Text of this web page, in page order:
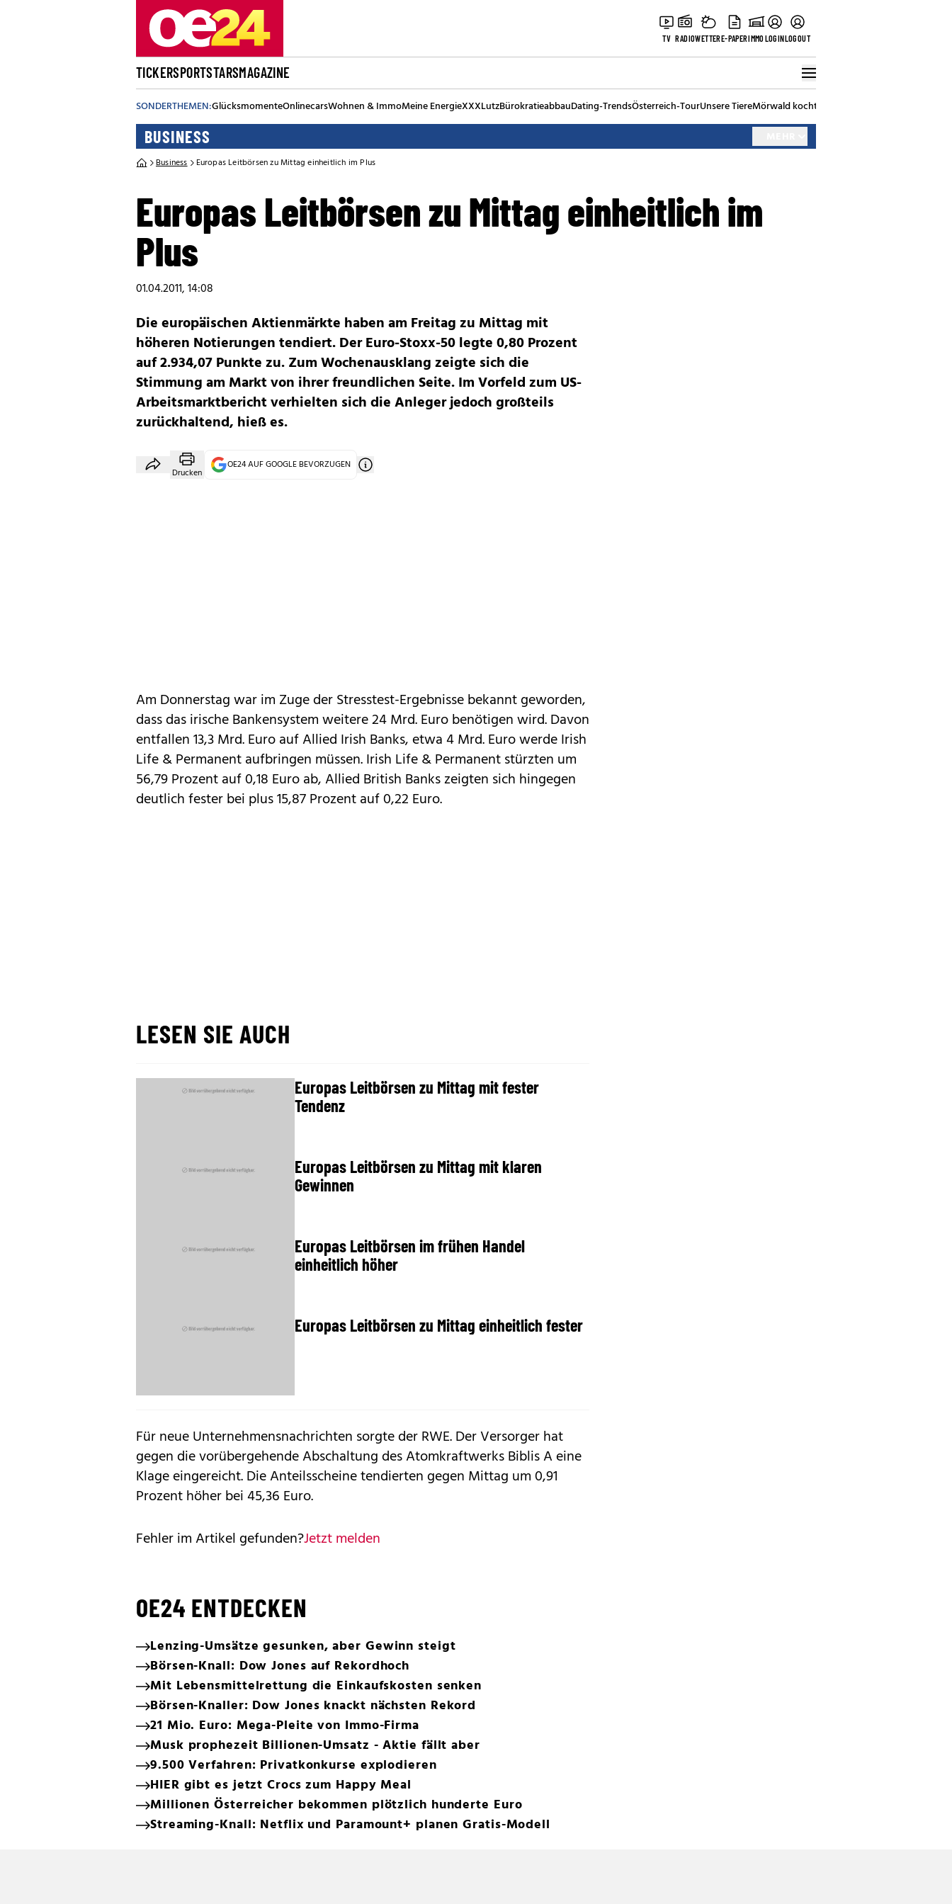
TV RADIOWETTERE-PAPERIMMOLOGINLOGOUT
TICKERSPORTSTARSMAGAZINE
SONDERTHEMEN:GlücksmomenteOnlinecarsWohnen & ImmoMeine EnergieXXXLutzBürokratieabbauDating-TrendsÖsterreich-TourUnsere TiereMörwald kocht
BUSINESS
Business Europas Leitbörsen zu Mittag einheitlich im Plus
Europas Leitbörsen zu Mittag einheitlich im
Plus
01.04.2011, 14:08
Die europäischen Aktienmärkte haben am Freitag zu Mittag mit
höheren Notierungen tendiert. Der Euro-Stoxx-50 legte 0,80 Prozent
auf 2.934,07 Punkte zu. Zum Wochenausklang zeigte sich die
Stimmung am Markt von ihrer freundlichen Seite. Im Vorfeld zum US-
Arbeitsmarktbericht verhielten sich die Anleger jedoch großteils
zurückhaltend, hieß es.
Drucken
OE24 AUF GOOGLE BEVORZUGEN
Am Donnerstag war im Zuge der Stresstest-Ergebnisse bekannt geworden,
dass das irische Bankensystem weitere 24 Mrd. Euro benötigen wird. Davon
entfallen 13,3 Mrd. Euro auf Allied Irish Banks, etwa 4 Mrd. Euro werde Irish
Life & Permanent aufbringen müssen. Irish Life & Permanent stürzten um
56,79 Prozent auf 0,18 Euro ab, Allied British Banks zeigten sich hingegen
deutlich fester bei plus 15,87 Prozent auf 0,22 Euro.
LESEN SIE AUCH
Europas Leitbörsen zu Mittag mit fester
Tendenz
Europas Leitbörsen zu Mittag mit klaren
Gewinnen
Europas Leitbörsen im frühen Handel
einheitlich höher
Europas Leitbörsen zu Mittag einheitlich fester
Für neue Unternehmensnachrichten sorgte der RWE. Der Versorger hat
gegen die vorübergehende Abschaltung des Atomkraftwerks Biblis A eine
Klage eingereicht. Die Anteilsscheine tendierten gegen Mittag um 0,91
Prozent höher bei 45,36 Euro.
Fehler im Artikel gefunden?Jetzt melden
OE24 ENTDECKEN
Lenzing-Umsätze gesunken, aber Gewinn steigt
Börsen-Knall: Dow Jones auf Rekordhoch
Mit Lebensmittelrettung die Einkaufskosten senken
Börsen-Knaller: Dow Jones knackt nächsten Rekord
21 Mio. Euro: Mega-Pleite von Immo-Firma
Musk prophezeit Billionen-Umsatz - Aktie fällt aber
9.500 Verfahren: Privatkonkurse explodieren
HIER gibt es jetzt Crocs zum Happy Meal
Millionen Österreicher bekommen plötzlich hunderte Euro
Streaming-Knall: Netflix und Paramount+ planen Gratis-Modell